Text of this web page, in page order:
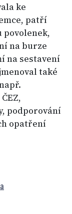
ke
patří
povolenek,
na burze
na sestavení
také
podporování
opatření